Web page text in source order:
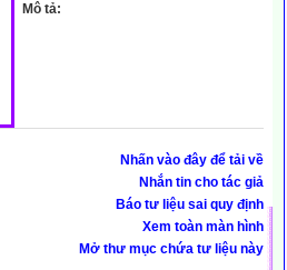
Mô tả:
Nhấn vào đây để tải về
Nhắn tin cho tác giả
Báo tư liệu sai quy định
Xem toàn màn hình
Mở thư mục chứa tư liệu này